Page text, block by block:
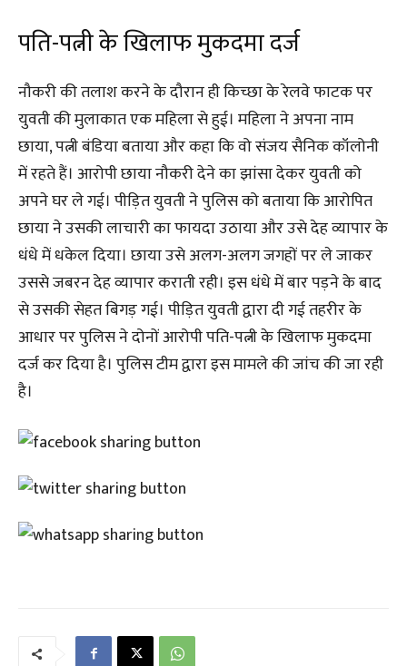
पति-पत्नी के खिलाफ मुकदमा दर्ज
नौकरी की तलाश करने के दौरान ही किच्छा के रेलवे फाटक पर
युवती की मुलाकात एक महिला से हुई। महिला ने अपना नाम
छाया, पत्नी बंडिया बताया और कहा कि वो संजय सैनिक कॉलोनी
में रहते हैं। आरोपी छाया नौकरी देने का झांसा देकर युवती को
अपने घर ले गई। पीड़ित युवती ने पुलिस को बताया कि आरोपित
छाया ने उसकी लाचारी का फायदा उठाया और उसे देह व्यापार के
धंधे में धकेल दिया। छाया उसे अलग-अलग जगहों पर ले जाकर
उससे जबरन देह व्यापार कराती रही। इस धंधे में बार पड़ने के बाद
से उसकी सेहत बिगड़ गई। पीड़ित युवती द्वारा दी गई तहरीर के
आधार पर पुलिस ने दोनों आरोपी पति-पत्नी के खिलाफ मुकदमा
दर्ज कर दिया है। पुलिस टीम द्वारा इस मामले की जांच की जा रही
है।